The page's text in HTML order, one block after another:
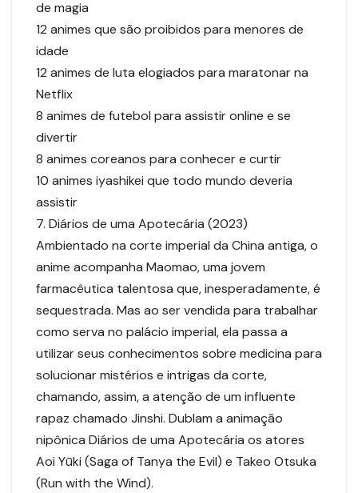
de magia
12 animes que são proibidos para menores de
idade
12 animes de luta elogiados para maratonar na
Netflix
8 animes de futebol para assistir online e se
divertir
8 animes coreanos para conhecer e curtir
10 animes iyashikei que todo mundo deveria
assistir
7. Diários de uma Apotecária (2023)
Ambientado na corte imperial da China antiga, o
anime acompanha Maomao, uma jovem
farmacêutica talentosa que, inesperadamente, é
sequestrada. Mas ao ser vendida para trabalhar
como serva no palácio imperial, ela passa a
utilizar seus conhecimentos sobre medicina para
solucionar mistérios e intrigas da corte,
chamando, assim, a atenção de um influente
rapaz chamado Jinshi. Dublam a animação
nipônica Diários de uma Apotecária os atores
Aoi Yūki (Saga of Tanya the Evil) e Takeo Otsuka
(Run with the Wind).